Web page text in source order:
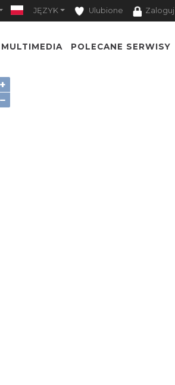
JĘZYK Ulubione Zaloguj
MULTIMEDIA POLECANE SERWISY
+
−